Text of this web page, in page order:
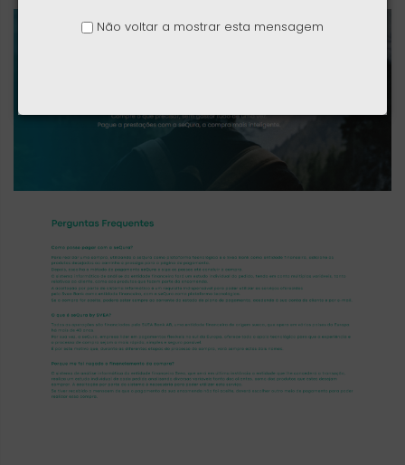
Não voltar a mostrar esta mensagem